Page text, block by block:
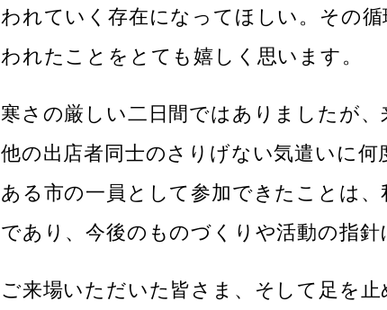
われていく存在になってほしい。その
われたことをとても嬉しく思います。
寒さの厳しい二日間ではありましたが、
他の出店者同士のさりげない気遣いに何
ある市の一員として参加できたことは
であり、今後のものづくりや活動の指針
ご来場いただいた皆さま、そして足を